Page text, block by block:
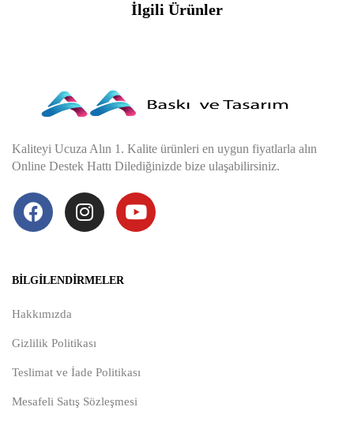
İlgili Ürünler
Kaliteyi Ucuza Alın 1. Kalite ürünleri en uygun fiyatlarla alın
Online Destek Hattı Dilediğinizde bize ulaşabilirsiniz.
BILGILENDIRMELER
Hakkımızda
Gizlilik Politikası
Teslimat ve İade Politikası
Mesafeli Satış Sözleşmesi